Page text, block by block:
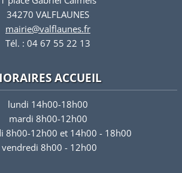
34270 VALFLAUNES
mairie@valflaunes.fr
Tél. : 04 67 55 22 13
ACCUEIL
lundi 14h00-18h00
mardi 8h00-12h00
8h00-12h00 et 14h00 - 18h00
vendredi 8h00 - 12h00